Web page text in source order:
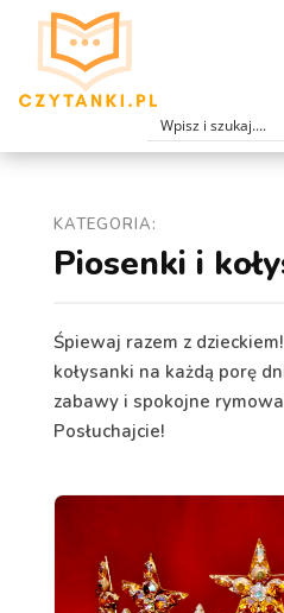
KATEGORIA:
Piosenki i
Śpiewaj razem z
kołysanki na każdą porę
zabawy i spokojne
Posłuchajcie!